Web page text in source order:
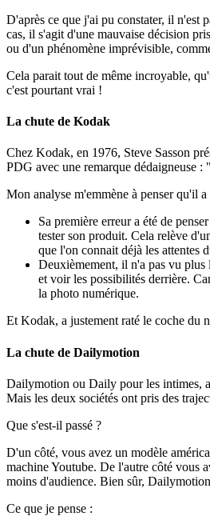
D'après ce que j'ai pu constater, il n'est
cas, il s'agit d'une mauvaise décision
ou d'un phénomène imprévisible,
Cela parait tout de même incroyable,
c'est pourtant vrai !
La chute de Kodak
Chez Kodak, en 1976, Steve Sasson
PDG avec une remarque dédaigneuse
Mon analyse m'emmène à penser qu'il
Sa première erreur a été de
tester son produit. Cela relève
que l'on connait déjà les attentes
Deuxièmement, il n'a pas vu plus
et voir les possibilités derrière.
la photo numérique.
Et Kodak, a justement raté le coche du
La chute de Dailymotion
Dailymotion ou Daily pour les intimes, a
Mais les deux sociétés ont pris des
Que s'est-il passé ?
D'un côté, vous avez un modèle
machine Youtube. De l'autre côté vous
moins d'audience. Bien sûr,
Ce que je pense :